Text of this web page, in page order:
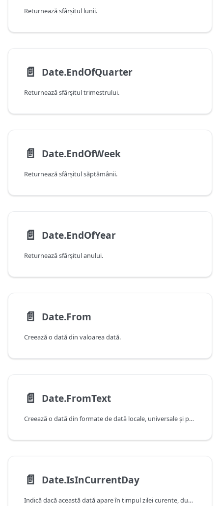
Returnează sfârșitul lunii.
📄️ Date.EndOfQuarter
Returnează sfârșitul trimestrului.
📄️ Date.EndOfWeek
Returnează sfârșitul săptămânii.
📄️ Date.EndOfYear
Returnează sfârșitul anului.
📄️ Date.From
Creează o dată din valoarea dată.
📄️ Date.FromText
Creează o dată din formate de dată locale, universale și particularizate.
📄️ Date.IsInCurrentDay
Indică dacă această dată apare în timpul zilei curente, după cum este determinat de data şi ora curente ale sistemului.